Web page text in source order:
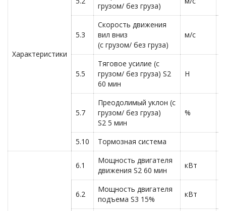
Характеристики
грузом/ без груза)
5.3
Скорость движения
вил вниз
(с грузом/ без груза)
м/с
5.5
Тяговое усилие (с
грузом/ без груза) S2
60 мин
Н
5.7
Преодолимый уклон (с
грузом/ без груза)
S2 5 мин
%
5.10 Тормозная система
6.1
Мощность двигателя
движения S2 60 мин
кВт
6.2
Мощность двигателя
подъема S3 15%
кВт